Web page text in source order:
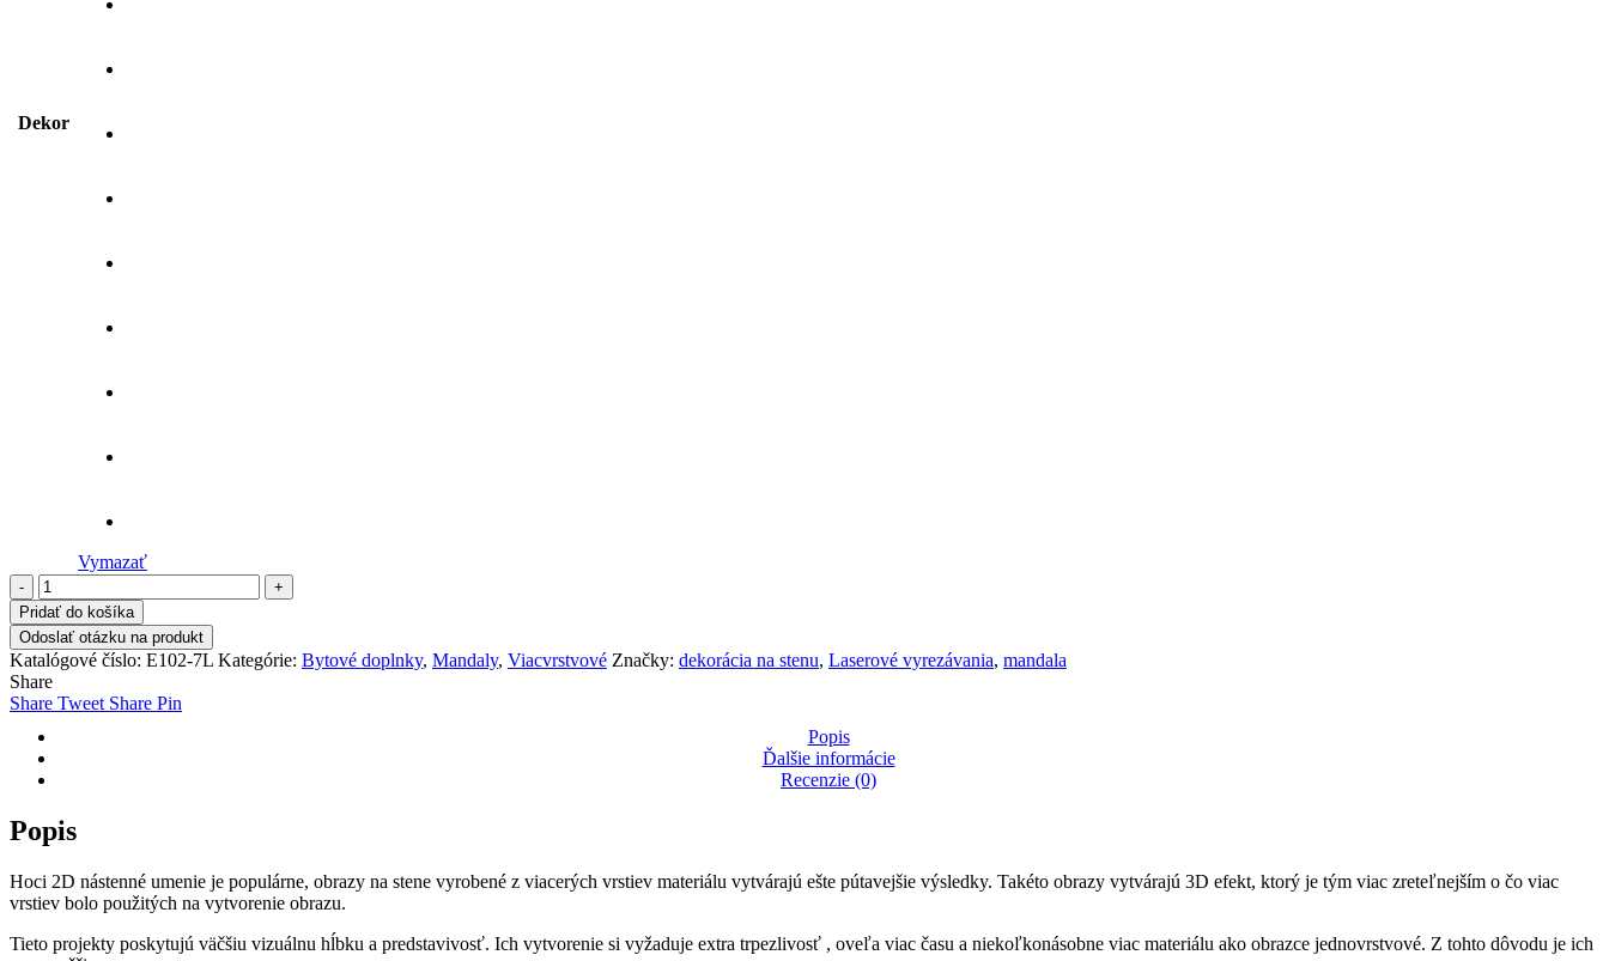
Dekor
Vymazať
množstvo
Ručne
vyrobena
7-
vrstvová
mandala
Kvet
–
trojrozmerný
umelecký
Pridať do košíka
Odoslať otázku na produkt
Katalógové číslo: E102-7L Kategórie: Bytové doplnky, Mandaly, Viacvrstvové Značky: dekorácia na stenu, Laserové vyrezávania, mandala
Share
Share Tweet Share Pin
Popis
Ďalšie informácie
Recenzie (0)
Popis
Hoci 2D nástenné umenie je populárne, obrazy na stene vyrobené z viacerých vrstiev materiálu vytvárajú ešte pútavejšie výsledky. Takéto obrazy vytvárajú 3D efekt, ktorý je tým viac zreteľnejším o čo viac
vrstiev bolo použitých na vytvorenie obrazu.
Tieto projekty poskytujú väčšiu vizuálnu hĺbku a predstavivosť. Ich vytvorenie si vyžaduje extra trpezlivosť , oveľa viac času a niekoľkonásobne viac materiálu ako obrazce jednovrstvové. Z tohto dôvodu je ich